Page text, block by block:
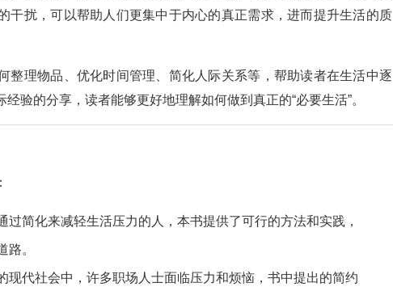
干扰，可以帮助人们更集中于内心的真正需求，进而提升生活的质
整理物品、优化时间管理、简化人际关系等，帮助读者在生活中逐
验的分享，读者能够更好地理解如何做到真正的“必要生活”。
过简化来减轻生活压力的人，本书提供了可行的方法和实践，
路。
现代社会中，许多职场人士面临压力和烦恼，书中提出的简约